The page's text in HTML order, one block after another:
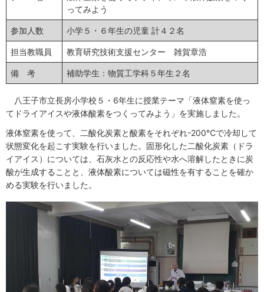
ってみよう
参加人数 小学５・６年生の児童 計４２名
担当教職員 教育研究技術支援センター 雑賀章浩
備 考 補助学生：物質工学科５年生２名
八王子市立長房小学校５・6年生に授業テーマ「液体窒素を使っ
てドライアイスや液体酸素をつくってみよう」を実施しました。
液体窒素を使って、二酸化炭素と酸素をそれぞれ-200℃で冷却して
状態変化を起こす実験を行いました。固形化した二酸化炭素（ドラ
イアイス）については、石灰水との反応性や水へ溶解したときに炭
酸が生成することと、液体酸素については磁性を有することを確か
める実験を行いました。